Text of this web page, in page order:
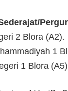
2 Blora (A2).
1
1 Blora